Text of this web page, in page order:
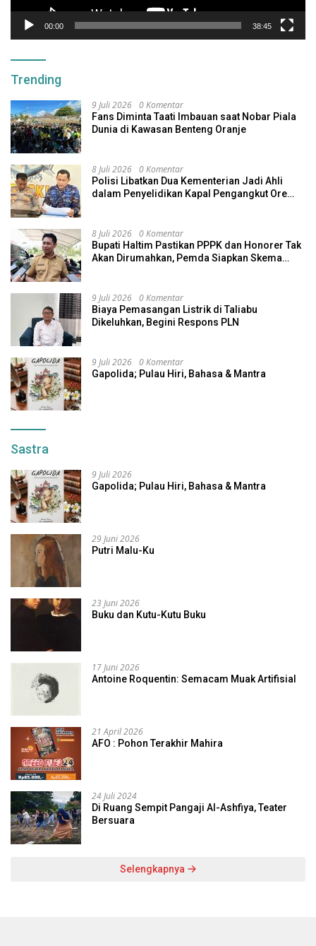
00:00 38:45
Trending
9 Juli 2026 0 Komentar
Fans Diminta Taati Imbauan saat Nobar Piala
Dunia di Kawasan Benteng Oranje
8 Juli 2026 0 Komentar
Polisi Libatkan Dua Kementerian Jadi Ahli
dalam Penyelidikan Kapal Pengangkut Ore
8 Juli 2026 0 Komentar
Bupati Haltim Pastikan PPPK dan Honorer Tak
Akan Dirumahkan, Pemda Siapkan Skema
9 Juli 2026 0 Komentar
Biaya Pemasangan Listrik di Taliabu
Dikeluhkan, Begini Respons PLN
9 Juli 2026 0 Komentar
Gapolida; Pulau Hiri, Bahasa & Mantra
Sastra
9 Juli 2026
Gapolida; Pulau Hiri, Bahasa & Mantra
29 Juni 2026
Putri Malu-Ku
23 Juni 2026
Buku dan Kutu-Kutu Buku
17 Juni 2026
Antoine Roquentin: Semacam Muak Artifisial
21 April 2026
AFO : Pohon Terakhir Mahira
24 Juli 2024
Di Ruang Sempit Pangaji Al-Ashfiya, Teater
Bersuara
Selengkapnya